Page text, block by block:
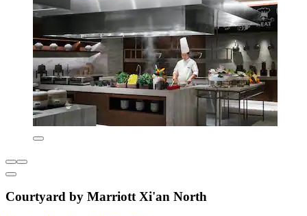
Courtyard by Marriott Xi'an North